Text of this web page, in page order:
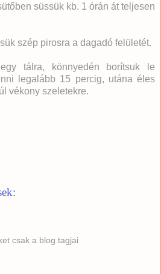
süssük kb. 1 órán át teljesen
szép pirosra a dagadó felületét.
tálra, könnyedén borítsuk le
legalább 15 percig, utána éles
vékony szeletekre.
csak a blog tagjai